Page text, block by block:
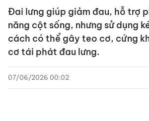
Đai lưng giúp giảm đau, hỗ trợ
năng cột sống, nhưng sử dụng
cách có thể gây teo cơ, cứng
cơ tái phát đau lưng.
07/06/2026 00:02